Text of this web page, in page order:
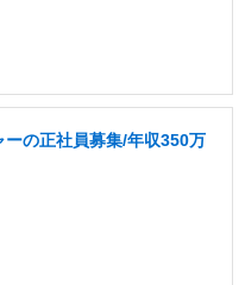
の正社員募集/年収350万